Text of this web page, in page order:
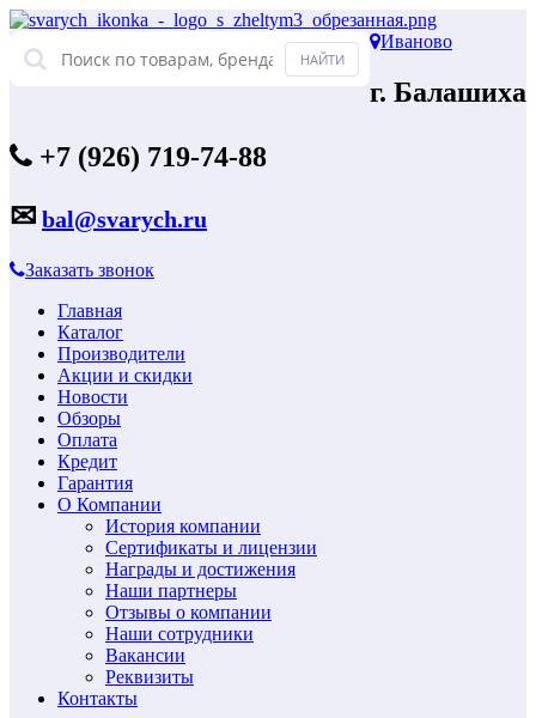
Иваново
г. Балашиха
+7 (926) 719-74-88
✉ bal@svarych.ru
Заказать звонок
Главная
Каталог
Производители
Акции и скидки
Новости
Обзоры
Оплата
Кредит
Гарантия
О Компании
История компании
Сертификаты и лицензии
Награды и достижения
Наши партнеры
Отзывы о компании
Наши сотрудники
Вакансии
Реквизиты
Контакты